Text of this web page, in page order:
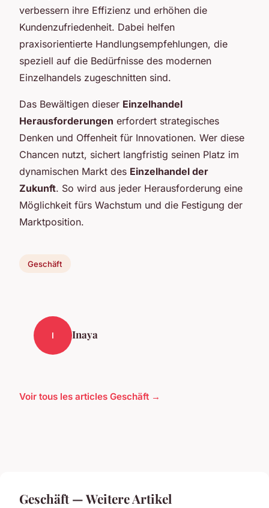
verbessern ihre Effizienz und erhöhen die
Kundenzufriedenheit. Dabei helfen
praxisorientierte Handlungsempfehlungen, die
speziell auf die Bedürfnisse des modernen
Einzelhandels zugeschnitten sind.
Das Bewältigen dieser Einzelhandel
Herausforderungen erfordert strategisches
Denken und Offenheit für Innovationen. Wer diese
Chancen nutzt, sichert langfristig seinen Platz im
dynamischen Markt des Einzelhandel der
Zukunft. So wird aus jeder Herausforderung eine
Möglichkeit fürs Wachstum und die Festigung der
Marktposition.
Geschäft
I Inaya
Voir tous les articles Geschäft →
Geschäft — Weitere Artikel